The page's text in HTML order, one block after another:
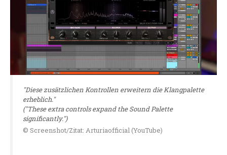
"Diese zusätzlichen Kontrollen erweitern die Klangpalette
erheblich."
("These extra controls expand the Sound Palette
significantly.")
© Screenshot/Zitat: Arturiaofficial (YouTube)